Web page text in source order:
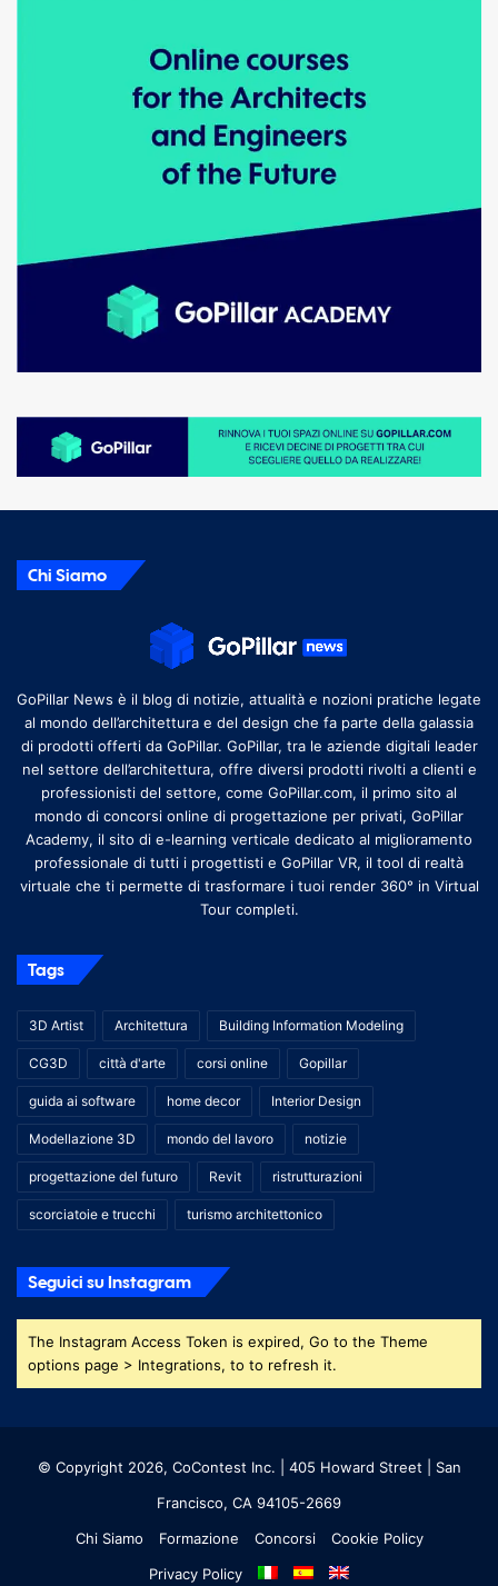
Chi Siamo
GoPillar News è il blog di notizie, attualità e nozioni pratiche legate
al mondo dell’architettura e del design che fa parte della galassia
di prodotti offerti da GoPillar. GoPillar, tra le aziende digitali leader
nel settore dell’architettura, offre diversi prodotti rivolti a clienti e
professionisti del settore, come GoPillar.com, il primo sito al
mondo di concorsi online di progettazione per privati, GoPillar
Academy, il sito di e-learning verticale dedicato al miglioramento
professionale di tutti i progettisti e GoPillar VR, il tool di realtà
virtuale che ti permette di trasformare i tuoi render 360° in Virtual
Tour completi.
Tags
3D Artist Architettura Building Information Modeling
CG3D città d'arte corsi online Gopillar
guida ai software home decor Interior Design
Modellazione 3D mondo del lavoro notizie
progettazione del futuro Revit ristrutturazioni
scorciatoie e trucchi turismo architettonico
Seguici su Instagram
The Instagram Access Token is expired, Go to the Theme
options page > Integrations, to to refresh it.
© Copyright 2026, CoContest Inc. | 405 Howard Street | San
Francisco, CA 94105-2669
Chi Siamo
Formazione Concorsi
Cookie Policy
Privacy Policy